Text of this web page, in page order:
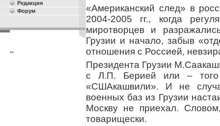
Редакция
Форум
**
«Американский след» в
2004-2005 гг., когда
миротворцев и
Грузии и начало, забыв
отношения с Россией,
Президента Грузии
с Л.П. Берией или – того
«СШАкашвили». И не
военных баз из Грузии
Москву не приехал.
товарищески.